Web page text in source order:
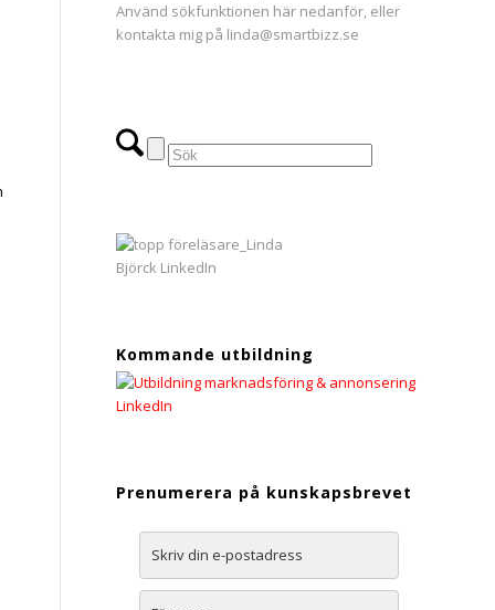
Använd sökfunktionen här nedanför, eller
kontakta mig på linda@smartbizz.se
Kommande utbildning
Prenumerera på kunskapsbrevet